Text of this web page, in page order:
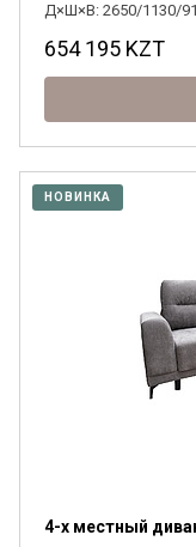
Д×Ш×В: 2650/1130/
654 195 KZT
НОВИНКА
4-х местный